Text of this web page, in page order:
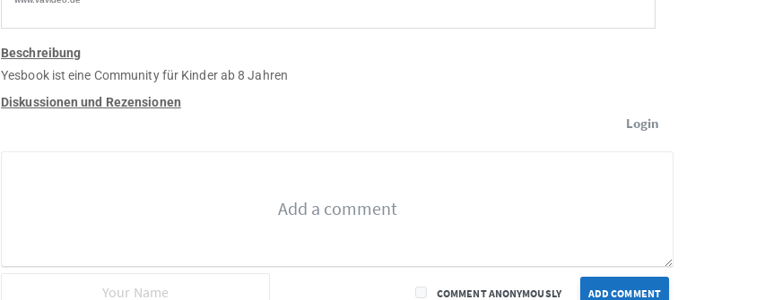
Beschreibung
Yesbook ist eine Community für Kinder ab 8 Jahren
Diskussionen und Rezensionen
Login
ADD COMMENT
COMMENT ANONYMOUSLY